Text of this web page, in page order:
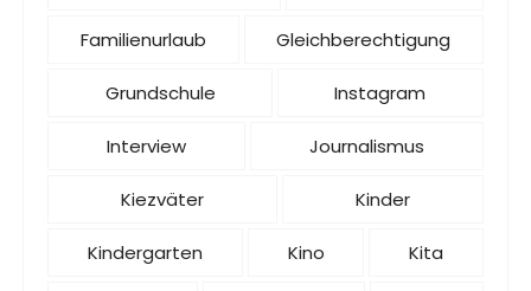
Familienurlaub Gleichberechtigung
Grundschule Instagram
Interview Journalismus
Kiezväter Kinder
Kindergarten Kino Kita